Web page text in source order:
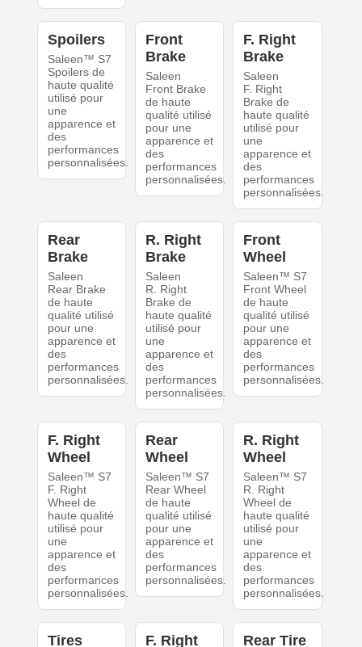
Spoilers
Saleen™ S7
Spoilers de
haute qualité
utilisé pour
une
apparence et
des
performances
personnalisées.
Front
Brake
Saleen
Front Brake
de haute
qualité utilisé
pour une
apparence et
des
performances
personnalisées.
F. Right
Brake
Saleen
F. Right
Brake de
haute qualité
utilisé pour
une
apparence et
des
performances
personnalisées.
Rear
Brake
Saleen
Rear Brake
de haute
qualité utilisé
pour une
apparence et
des
performances
personnalisées.
R. Right
Brake
Saleen
R. Right
Brake de
haute qualité
utilisé pour
une
apparence et
des
performances
personnalisées.
Front
Wheel
Saleen™ S7
Front Wheel
de haute
qualité utilisé
pour une
apparence et
des
performances
personnalisées.
F. Right
Wheel
Saleen™ S7
F. Right
Wheel de
haute qualité
utilisé pour
une
apparence et
des
performances
personnalisées.
Rear
Wheel
Saleen™ S7
Rear Wheel
de haute
qualité utilisé
pour une
apparence et
des
performances
personnalisées.
R. Right
Wheel
Saleen™ S7
R. Right
Wheel de
haute qualité
utilisé pour
une
apparence et
des
performances
personnalisées.
Tires F. Right Rear Tire